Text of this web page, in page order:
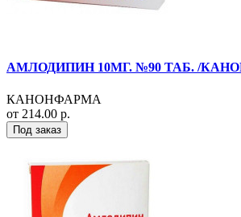
АМЛОДИПИН 10МГ. №90 ТАБ. /
КАНОНФАРМА
от 214.00 р.
Под заказ